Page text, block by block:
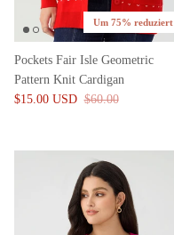
Um 75% reduziert
Pockets Fair Isle Geometric
Pattern Knit Cardigan
$15.00 USD $60.00